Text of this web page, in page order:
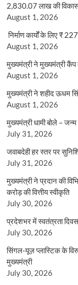
2,830.07 लाख की विकास
August 1, 2026
निर्माण कार्यों के लिए ₹
August 1, 2026
मुख्यमंत्री ने मुख्यमंत्री कैंप
August 1, 2026
मुख्यमंत्री ने शहीद ऊधम
August 1, 2026
मुख्यमंत्री धामी बोले – जन्म
July 31, 2026
जवाबदेही हर स्तर पर
July 31, 2026
मुख्यमंत्री ने प्रदान की
करोड़ की वित्तीय स्वीकृति
July 30, 2026
प्रदेशभर में स्वतंत्रता
July 30, 2026
सिंगल-यूज़ प्लास्टिक के
मुख्यमंत्री
July 30, 2026